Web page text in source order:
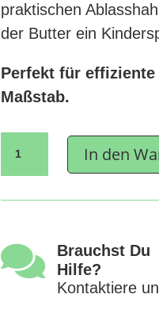
praktischen
der Butter ein
Perfekt für
Maßstab.
Buttermaschine
FJ
In den

Brauchst Du
Hilfe?
Kontaktiere